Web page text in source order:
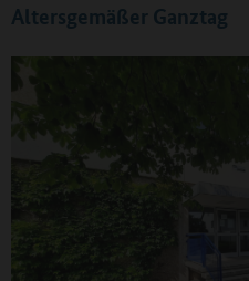
Altersgemäßer Ganztag